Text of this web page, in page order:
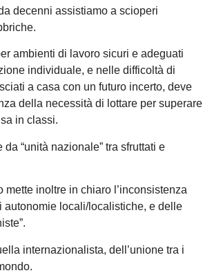
decenni assistiamo a scioperi
ambienti di lavoro sicuri e adeguati
individuale, e nelle difficoltà di
a casa con un futuro incerto, deve
della necessità di lottare per superare
in classi.
“unità nazionale” tra sfruttati e
mette inoltre in chiaro l’inconsistenza
autonomie locali/localistiche, e delle
internazionalista, dell’unione tra i